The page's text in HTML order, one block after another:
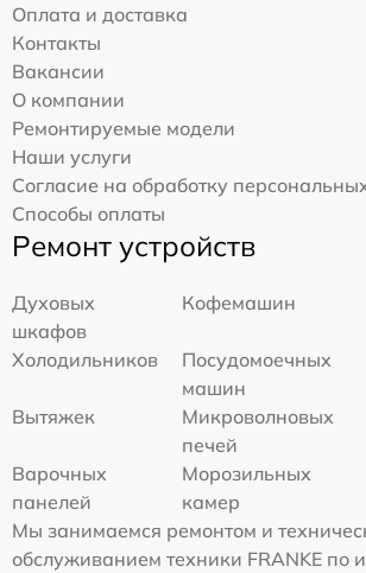
Оплата и доставка
Контакты
Вакансии
О компании
Ремонтируемые модели
Наши услуги
Согласие на обработку
Способы оплаты
Ремонт устройств
Духовых
шкафов
Кофемашин
Холодильников
Посудомоечных
машин
Вытяжек
Микроволновых
печей
Варочных
панелей
Морозильных
камер
Мы занимаемся ремонтом и
обслуживанием техники FRANKE по